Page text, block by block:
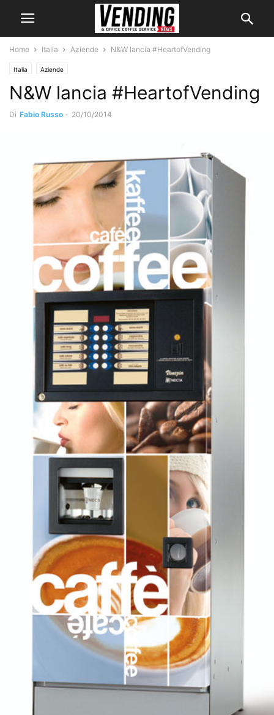
Home Italia Aziende N&W lancia #HeartofVending
Italia Aziende
N&W lancia #HeartofVending
Di Fabio Russo - 20/10/2014